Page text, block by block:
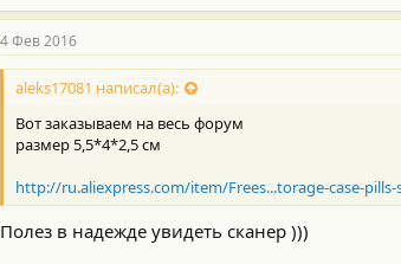
4 Фев 2016
aleks17081 написал(а):
Вот заказываем на весь форум
размер 5,5*4*2,5 см
http://ru.aliexpress.com/item/Frees...torage-case-
Полез в надежде увидеть сканер )))